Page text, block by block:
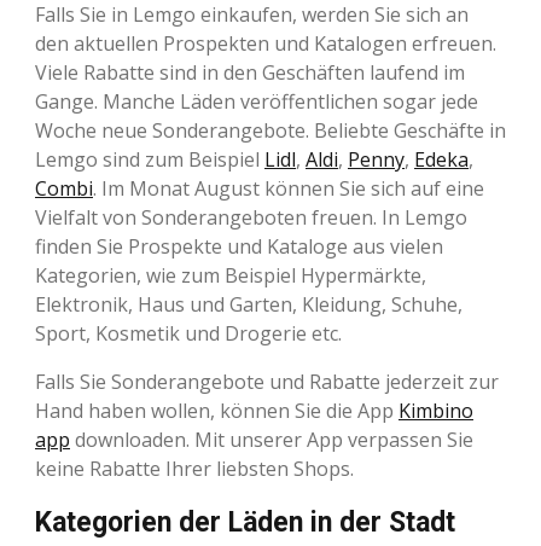
Falls Sie in Lemgo einkaufen, werden Sie sich an
den aktuellen Prospekten und Katalogen erfreuen.
Viele Rabatte sind in den Geschäften laufend im
Gange. Manche Läden veröffentlichen sogar jede
Woche neue Sonderangebote. Beliebte Geschäfte in
Lemgo sind zum Beispiel Lidl, Aldi, Penny, Edeka,
Combi. Im Monat August können Sie sich auf eine
Vielfalt von Sonderangeboten freuen. In Lemgo
finden Sie Prospekte und Kataloge aus vielen
Kategorien, wie zum Beispiel Hypermärkte,
Elektronik, Haus und Garten, Kleidung, Schuhe,
Sport, Kosmetik und Drogerie etc.
Falls Sie Sonderangebote und Rabatte jederzeit zur
Hand haben wollen, können Sie die App Kimbino
app downloaden. Mit unserer App verpassen Sie
keine Rabatte Ihrer liebsten Shops.
Kategorien der Läden in der Stadt